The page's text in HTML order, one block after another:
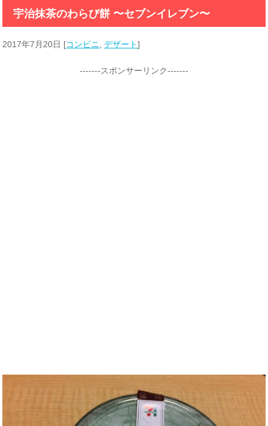
宇治抹茶のわらび餅 〜セブンイレブン〜
2017年7月20日 [コンビニ ,デザート]
-------スポンサーリンク-------